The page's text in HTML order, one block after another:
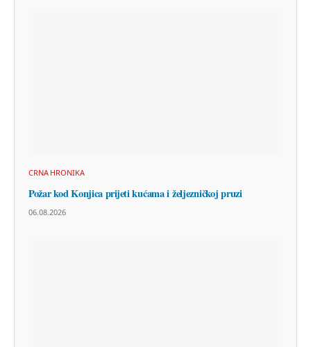
CRNA HRONIKA
Požar kod Konjica prijeti kućama i željezničkoj pruzi
06.08.2026